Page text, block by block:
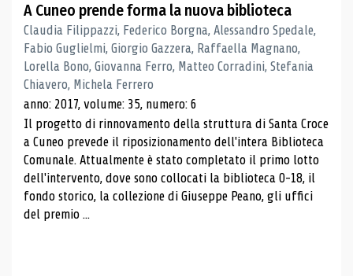
A Cuneo prende forma la nuova biblioteca
Claudia Filippazzi, Federico Borgna, Alessandro Spedale,
Fabio Guglielmi, Giorgio Gazzera, Raffaella Magnano,
Lorella Bono, Giovanna Ferro, Matteo Corradini, Stefania
Chiavero, Michela Ferrero
anno: 2017, volume: 35, numero: 6
Il progetto di rinnovamento della struttura di Santa Croce
a Cuneo prevede il riposizionamento dell'intera Biblioteca
Comunale. Attualmente è stato completato il primo lotto
dell'intervento, dove sono collocati la biblioteca 0-18, il
fondo storico, la collezione di Giuseppe Peano, gli uffici
del premio ...